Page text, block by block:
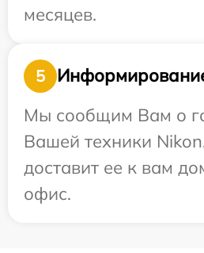
месяцев.
5
Мы сообщим Вам о
Вашей техники
доставит ее к вам
офис.